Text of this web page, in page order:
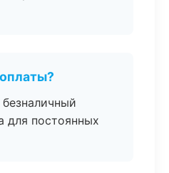
для постоянных